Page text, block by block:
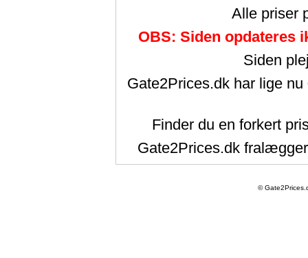
Alle priser
OBS: Siden opdateres
Siden
Gate2Prices.dk har lige nu
Finder du en forkert
Gate2Prices.dk
©